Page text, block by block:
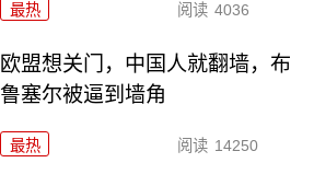
最热 阅读 4036
欧盟想关门，中国人就翻墙，布
鲁塞尔被逼到墙角
最热 阅读 14250